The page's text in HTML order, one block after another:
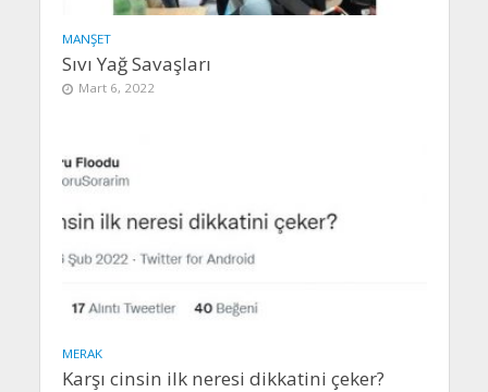
MANŞET
Sıvı Yağ Savaşları
Mart 6, 2022
MERAK
Karşı cinsin ilk neresi dikkatini çeker?